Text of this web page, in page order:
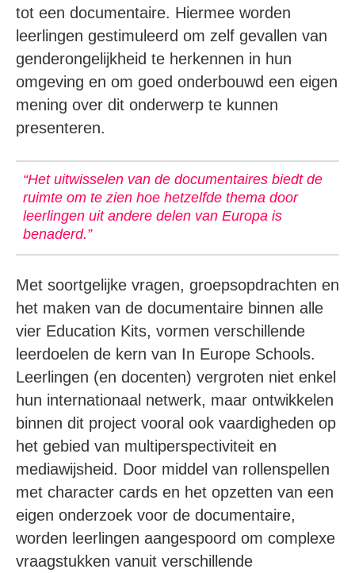
tot een documentaire. Hiermee worden
leerlingen gestimuleerd om zelf gevallen van
genderongelijkheid te herkennen in hun
omgeving en om goed onderbouwd een eigen
mening over dit onderwerp te kunnen
presenteren.
“Het uitwisselen van de documentaires biedt de
ruimte om te zien hoe hetzelfde thema door
leerlingen uit andere delen van Europa is
benaderd.”
Met soortgelijke vragen, groepsopdrachten en
het maken van de documentaire binnen alle
vier Education Kits, vormen verschillende
leerdoelen de kern van In Europe Schools.
Leerlingen (en docenten) vergroten niet enkel
hun internationaal netwerk, maar ontwikkelen
binnen dit project vooral ook vaardigheden op
het gebied van multiperspectiviteit en
mediawijsheid. Door middel van rollenspellen
met character cards en het opzetten van een
eigen onderzoek voor de documentaire,
worden leerlingen aangespoord om complexe
vraagstukken vanuit verschillende